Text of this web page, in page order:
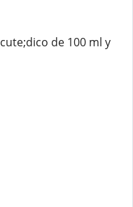
de 100 ml y